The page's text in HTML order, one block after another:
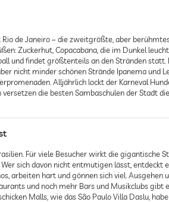
de Janeiro – die zweitgrößte, aber
Zuckerhut, Copacabana, die im Dunkel
und findet größtenteils an den Stränden
nicht minder schönen Strände Ipanema und
Alljährlich lockt der Karneval
die besten Sambaschulen der Stadt
Für viele Besucher wirkt die gigantische
sich davon nicht entmutigen lässt, entdeckt
arbeiten hart und gönnen sich viel. Ausgehen
und noch mehr Bars und Musikclubs gibt
Malls, wie das São Paulo Villa Daslu,